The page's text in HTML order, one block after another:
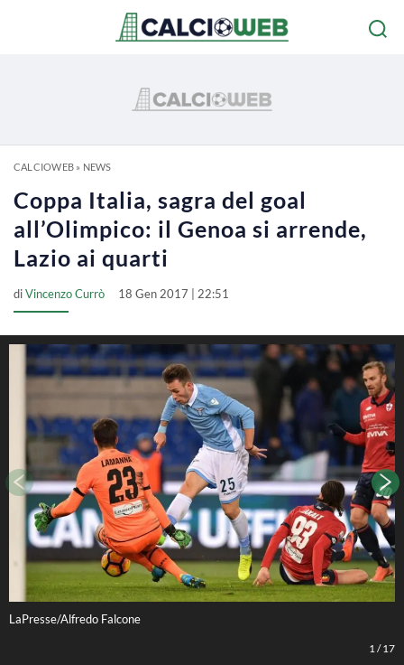
CALCIOWEB» NEWS
Coppa Italia, sagra del goal
all’Olimpico: il Genoa si arrende,
Lazio ai quarti
diVincenzo Currò 18 Gen 2017 | 22:51
LaPresse/Alfredo Falcone
1 /17